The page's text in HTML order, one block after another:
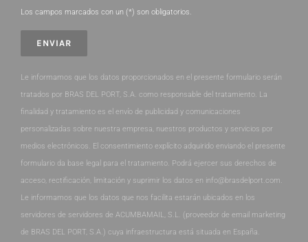
Los campos marcados con un (*) son obligatorios.
Le informamos que los datos proporcionados en el presente formulario serán
tratados por BRAS DEL PORT, S.A. como responsable del tratamiento. La
finalidad y tratamiento es el envío de publicidad y comunicaciones
personalizadas sobre nuestra empresa, nuestros productos y servicios por
medios electrónicos. El consentimiento explícito adquirido enviando el presente
formulario da base legal para el tratamiento. Podrá ejercer sus derechos de
acceso, rectificación, limitación y suprimir los datos en info@brasdelport.com.
Le informamos que los datos que nos facilita estarán ubicados en los
servidores de servidores de ACUMBAMAIL, S.L. (proveedor de email marketing
de BRAS DEL PORT, S.A.) cuya infraestructura está situada en España.